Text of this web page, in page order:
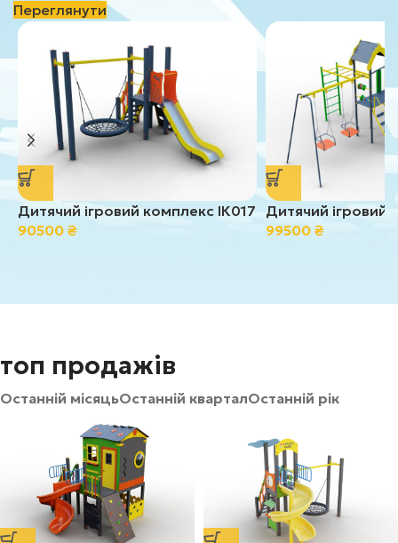
Переглянути
Дитячий ігровий комплекс ІК017
90500 ₴
Дитячий ігровий
99500 ₴
топ продажів
Останній місяцьОстанній кварталОстанній рік